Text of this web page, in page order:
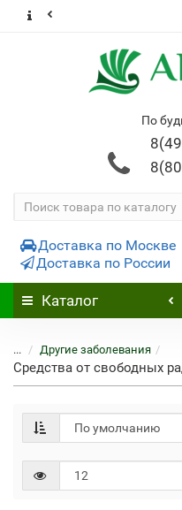
По
Доставка по Москве
Доставка по России
Каталог
... Другие заболевания
Средства от свободных